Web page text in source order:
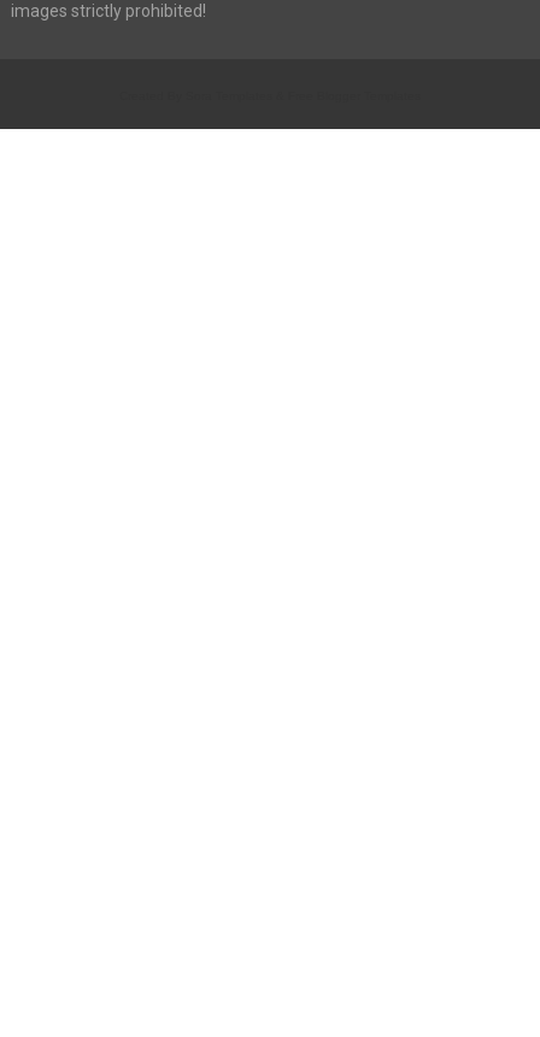
images strictly prohibited!